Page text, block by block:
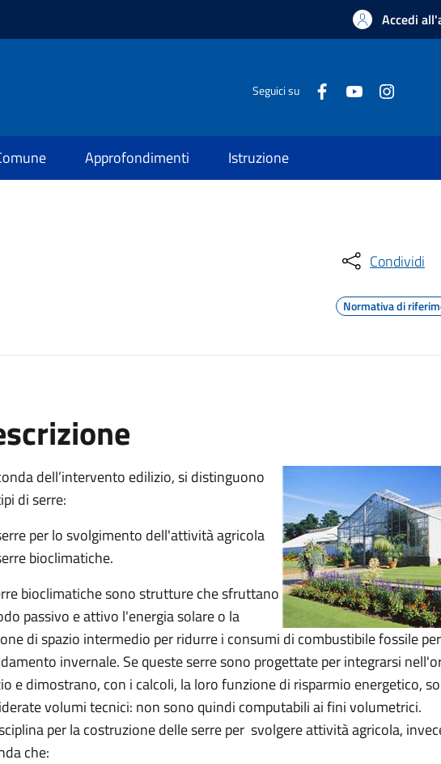
Accedi
Seguici su
Approfondimenti Istruzione
Condividi
Normativa di
dell’intervento edilizio, si distinguono
di serre:
per lo svolgimento dell'attività agricola
bioclimatiche.
bioclimatiche sono strutture che sfruttano
passivo e attivo l'energia solare o la
di spazio intermedio per ridurre i consumi di combustibile fossile
invernale. Se queste serre sono progettate per integrarsi
e dimostrano, con i calcoli, la loro funzione di risparmio energetico,
volumi tecnici: non sono quindi computabili ai fini volumetrici.
per la costruzione delle serre per svolgere attività agricola,
che: